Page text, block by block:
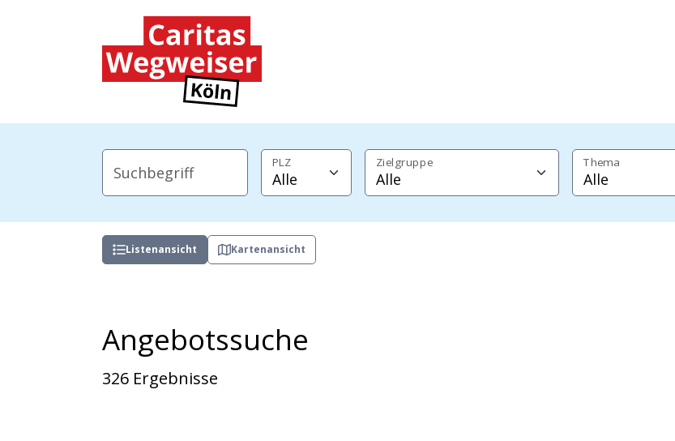
Zur Startseite navigieren
Suchbegriff
PLZ Zielgruppe Thema
Listenansicht Kartenansicht
Angebotssuche
326 Ergebnisse